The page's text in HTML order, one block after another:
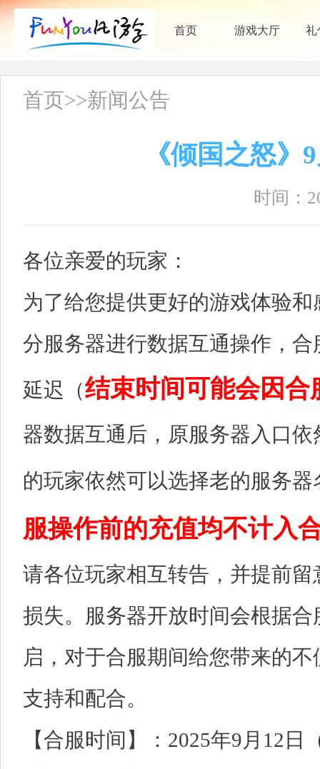
首页 游戏大厅 礼
首页>>新闻公告
《倾国之怒》
时间：
各位亲爱的玩家：
为了给您提供更好的游戏体验
分服务器进行数据互通操作，
延迟（结束时间可能会因
器数据互通后，原服务器入口
的玩家依然可以选择老的服务
服操作前的充值均不计入
请各位玩家相互转告，并提前
损失。服务器开放时间会根据
启，对于合服期间给您带来的
支持和配合。
【合服时间】：2025年9月12